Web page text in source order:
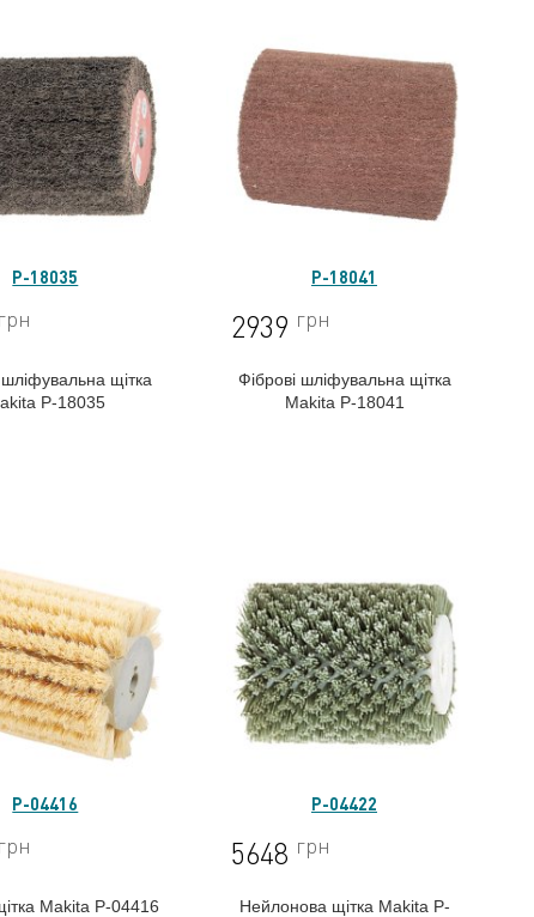
P-18035
грн
шліфувальна щітка
P-18035
P-18041
2939 грн
Фіброві шліфувальна щітка
Makita P-18041
P-04416
грн
Makita P-04416
P-04422
5648 грн
Нейлонова щітка Makita P-